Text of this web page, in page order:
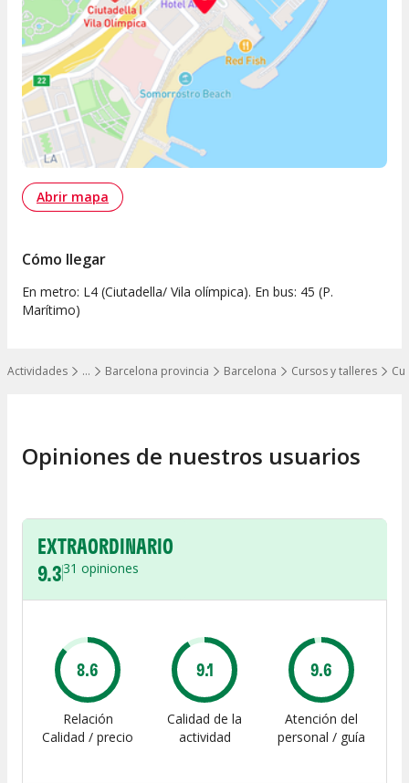
…
Mostrar todos los niveles
Actividades Barcelona provincia Barcelona Cursos y talleres
Abrir mapa
Cómo llegar
En metro: L4 (Ciutadella/ Vila olímpica). En bus: 45 (P.
Marítimo)
Opiniones de nuestros usuarios
EXTRAORDINARIO
9.331 opiniones
8.6
Relación
Calidad / precio
9.1
Calidad de la
actividad
9.6
Atención del
personal / guía